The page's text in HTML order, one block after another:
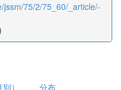
jssm/75/2/75_60/_article/-
） 分布